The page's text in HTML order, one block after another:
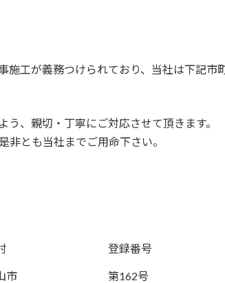
施工が義務つけられており、当社は下記市
、親切・丁寧にご対応させて頂きます。
とも当社までご用命下さい。
登録番号
市 第162号